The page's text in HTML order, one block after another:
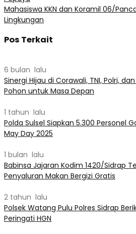
Mahasiswa KKN dan Koramil 06/
Lingkungan
Pos Terkait
6 bulan lalu
Sinergi Hijau di Corawali, TNI, Polri,
Pohon untuk Masa Depan
1 tahun lalu
Polda Sulsel Siapkan 5.300 Personel
May Day 2025
1 bulan lalu
Babinsa Jajaran Kodim 1420/Sidrap
Penyaluran Makan Bergizi Gratis
2 tahun lalu
Polsek Watang Pulu Polres Sidrap
Peringati HGN